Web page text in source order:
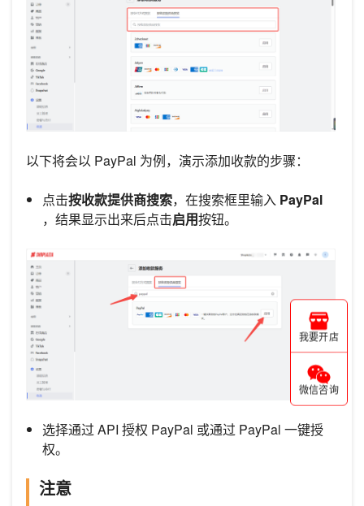
以下将会以 PayPal 为例，演示添加收款的步骤：
点击按收款提供商搜索，在搜索框里输入 PayPal
，结果显示出来后点击启用按钮。
选择通过 API 授权 PayPal 或通过 PayPal 一键授
权。
注意
我要开店
微信咨询